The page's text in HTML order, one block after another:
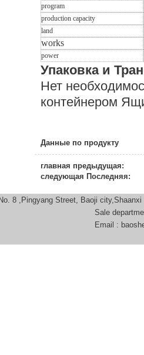
program
production capacity
land
works
power
Упаковка и
Нет
контейнером
Данные по продукту
главная предыдущая:
следующая Последняя:
8 ,Pingyang Street, Baoji
Sale
Email :